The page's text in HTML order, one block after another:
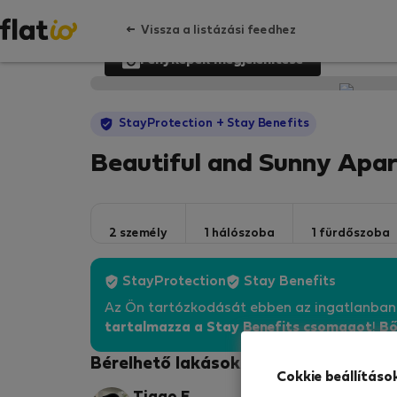
Vissza a listázási feedhez
Fényképek megjelenítése
StayProtection + Stay Benefits
Beautiful and Sunny
2 személy 1 hálószoba 1 fürdőszoba
StayProtection Stay Benefits
Az Ön tartózkodását ebben az ingatlanban
tartalmazza a Stay Benefits csomagot!
Bérelhető lakások - Porto
Cokkie